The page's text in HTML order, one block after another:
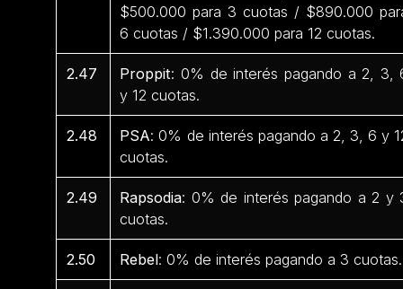
$500.000 para 3 cuotas / $890.000
6 cuotas / $1.390.000 para 12 cuotas.
2.47 Proppit: 0% de interés pagando a 2, 3,
y 12 cuotas.
2.48 PSA: 0% de interés pagando a 2, 3, 6 y
cuotas.
2.49 Rapsodia: 0% de interés pagando a 2 y
cuotas.
2.50 Rebel: 0% de interés pagando a 3 cuotas.